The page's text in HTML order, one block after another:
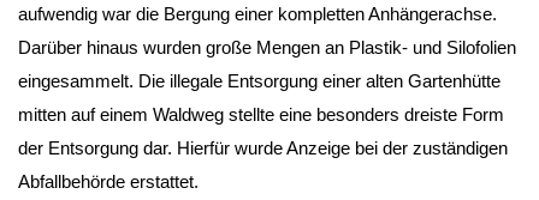
aufwendig war die Bergung einer kompletten Anhängerachse.
Darüber hinaus wurden große Mengen an Plastik- und Silofolien
eingesammelt. Die illegale Entsorgung einer alten Gartenhütte
mitten auf einem Waldweg stellte eine besonders dreiste Form
der Entsorgung dar. Hierfür wurde Anzeige bei der zuständigen
Abfallbehörde erstattet.